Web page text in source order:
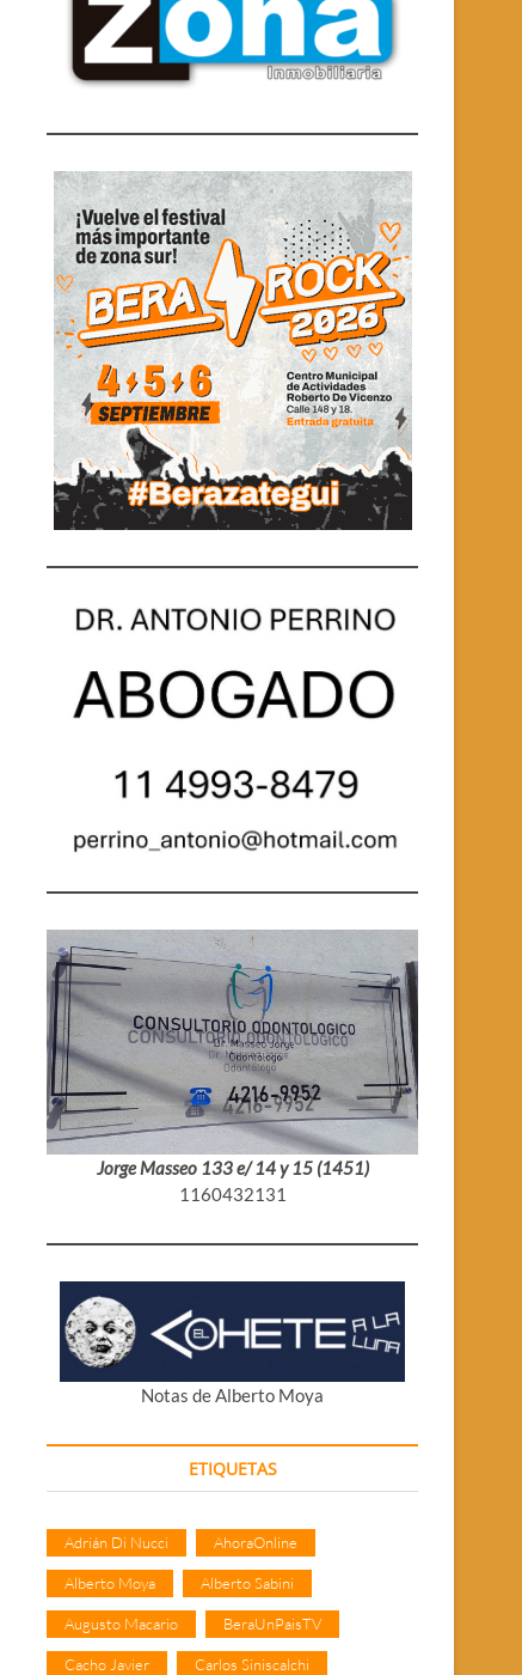
Jorge Masseo 133 e/ 14 y 15 (1451)
1160432131
Notas de Alberto Moya
ETIQUETAS
Adrián Di Nucci AhoraOnline
Alberto Moya Alberto Sabini
Augusto Macario BeraUnPaisTV
Cacho Javier Carlos Siniscalchi